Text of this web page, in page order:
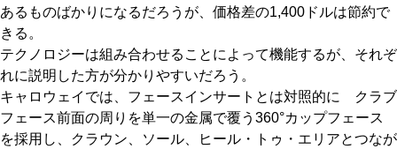
あるものばかりになるだろうが、価格差の1,400ドルは節約で
きる。
テクノロジーは組み合わせることによって機能するが、それぞ
れに説明した方が分かりやすいだろう。
キャロウェイでは、フェースインサートとは対照的に クラブ
フェース前面の周りを単一の金属で覆う360°カップフェース
を採用し、クラウン、ソール、ヒール・トゥ・エリアとつなが